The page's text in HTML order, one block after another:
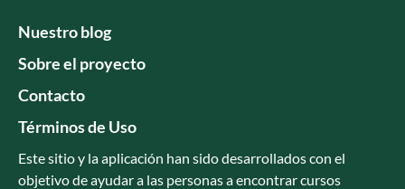
Nuestro blog
Sobre el proyecto
Contacto
Términos de Uso
Este sitio y la aplicación han sido desarrollados con el
objetivo de ayudar a las personas a encontrar cursos